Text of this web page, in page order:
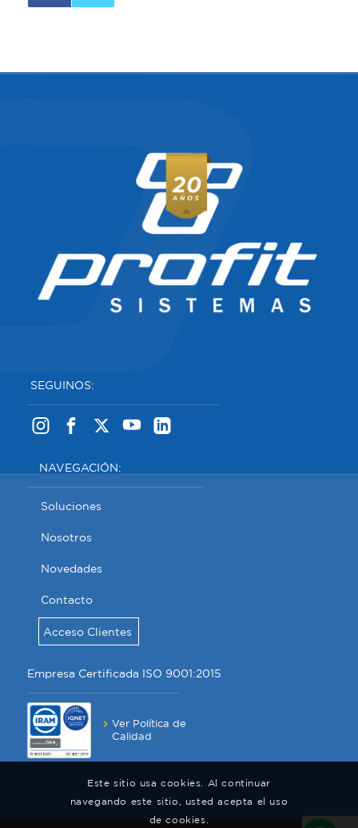
SEGUINOS:
NAVEGACIÓN:
Soluciones
Nosotros
Novedades
Contacto
Acceso Clientes
Empresa Certificada ISO 9001:2015
Ver Política de
Calidad
Este sitio usa cookies. Al continuar
navegando este sitio, usted acepta el uso
de cookies.